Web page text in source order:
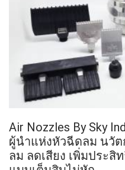
Air Nozzles By Sky
ผู้นำแห่งหัวฉีดลม นวั
ลม ลดเสียง เพิ่มประสิ